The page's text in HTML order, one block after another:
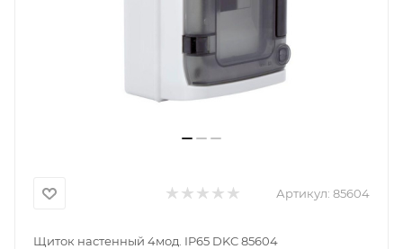
Артикул: 85604
Щиток настенный 4мод. IP65 DKC 85604